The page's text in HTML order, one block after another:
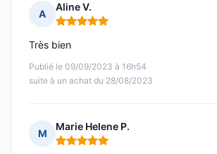
A
Aline V.
Note : 5 sur 5
Publié le 09/09/2023 à 16h54
suite à un achat du 28/08/2023
Très bien
M
Marie Helene P.
Note : 5 sur 5